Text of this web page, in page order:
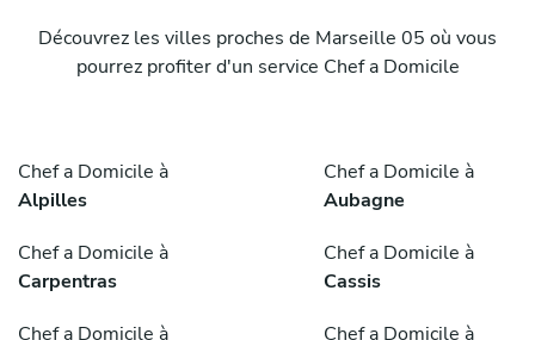
Découvrez les villes proches de Marseille 05 où vous
pourrez profiter d'un service Chef a Domicile
Chef a Domicile à
Alpilles
Chef a Domicile à
Aubagne
Chef a Domicile à
Carpentras
Chef a Domicile à
Cassis
Chef a Domicile à
Chef a Domicile à